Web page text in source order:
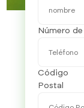
Número
Código
Postal